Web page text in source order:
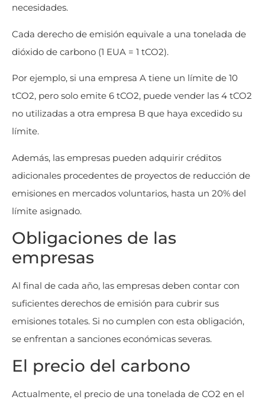
necesidades.
Cada derecho de emisión equivale a una tonelada de
dióxido de carbono (1 EUA = 1 tCO2).
Por ejemplo, si una empresa A tiene un límite de 10
tCO2, pero solo emite 6 tCO2, puede vender las 4 tCO2
no utilizadas a otra empresa B que haya excedido su
límite.
Además, las empresas pueden adquirir créditos
adicionales procedentes de proyectos de reducción de
emisiones en mercados voluntarios, hasta un 20% del
límite asignado.
Obligaciones de las
empresas
Al final de cada año, las empresas deben contar con
suficientes derechos de emisión para cubrir sus
emisiones totales. Si no cumplen con esta obligación,
se enfrentan a sanciones económicas severas.
El precio del carbono
Actualmente, el precio de una tonelada de CO2 en el